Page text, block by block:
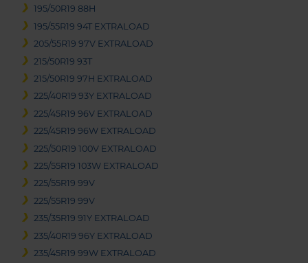
195/50R19 88H
195/55R19 94T EXTRALOAD
205/55R19 97V EXTRALOAD
215/50R19 93T
215/50R19 97H EXTRALOAD
225/40R19 93Y EXTRALOAD
225/45R19 96V EXTRALOAD
225/45R19 96W EXTRALOAD
225/50R19 100V EXTRALOAD
225/55R19 103W EXTRALOAD
225/55R19 99V
225/55R19 99V
235/35R19 91Y EXTRALOAD
235/40R19 96Y EXTRALOAD
235/45R19 99W EXTRALOAD